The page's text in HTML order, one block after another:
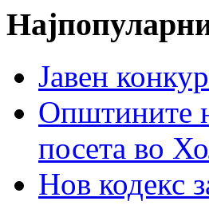
Јавен
Општините
посета во
Нов кодекс